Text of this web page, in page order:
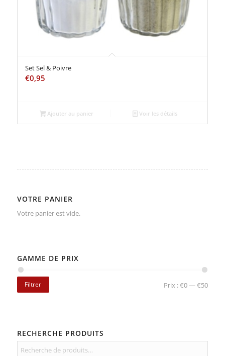
Set Sel & Poivre
€0,95
Ajouter au panier Voir les détails
VOTRE PANIER
Votre panier est vide.
GAMME DE PRIX
Filtrer Prix :€0—€50
RECHERCHE PRODUITS